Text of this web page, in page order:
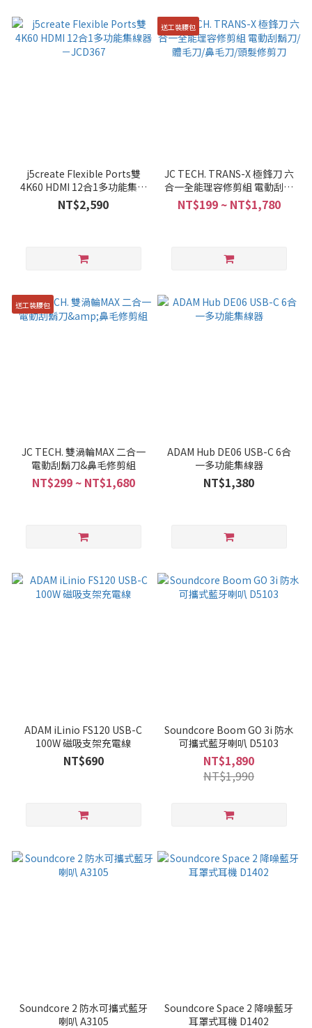
j5create Flexible Ports雙
4K60 HDMI 12合1多功能集線
器－JCD367
NT$2,590
送工裝腰包
JC TECH. TRANS-X 極鋒刀 六
合一全能理容修剪組 電動刮鬍
刀/體毛刀/鼻毛刀/頭髮修剪刀
NT$199 ~ NT$1,780
送工裝腰包
JC TECH. 雙渦輪MAX 二合一
電動刮鬍刀&鼻毛修剪組
NT$299 ~ NT$1,680
ADAM Hub DE06 USB-C 6合
一多功能集線器
NT$1,380
ADAM iLinio FS120 USB-C
100W 磁吸支架充電線
NT$690
Soundcore Boom GO 3i 防水
可攜式藍牙喇叭 D5103
NT$1,890
NT$1,990
Soundcore 2 防水可攜式藍牙
喇叭 A3105
Soundcore Space 2 降噪藍牙
耳罩式耳機 D1402